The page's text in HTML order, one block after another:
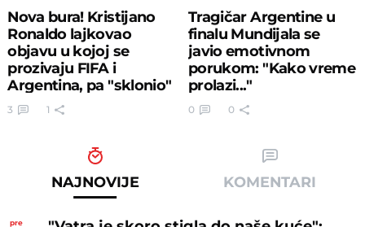
Nova bura! Kristijano
Ronaldo lajkovao
objavu u kojoj se
prozivaju FIFA i
Argentina, pa "sklonio"
sviđanje
3 1
Tragičar Argentine u
finalu Mundijala se
javio emotivnom
porukom: "Kako vreme
prolazi..."
0 0
NAJNOVIJE KOMENTARI
pre